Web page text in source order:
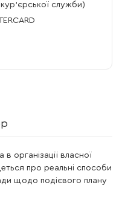
кур'єрської служби)
організації власної
про реальні способи
щодо подієвого плану